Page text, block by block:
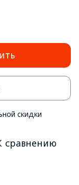
скидки
сравнению